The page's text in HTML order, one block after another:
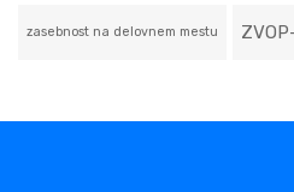
zasebnost na delovnem mestu